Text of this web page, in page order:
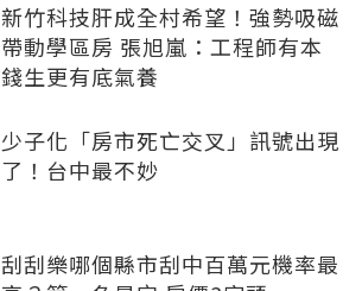
新竹科技肝成全村希望！強勢吸磁
帶動學區房 張旭嵐：工程師有本
錢生更有底氣養
少子化「房市死亡交叉」訊號出現
了！台中最不妙
刮刮樂哪個縣市刮中百萬元機率最